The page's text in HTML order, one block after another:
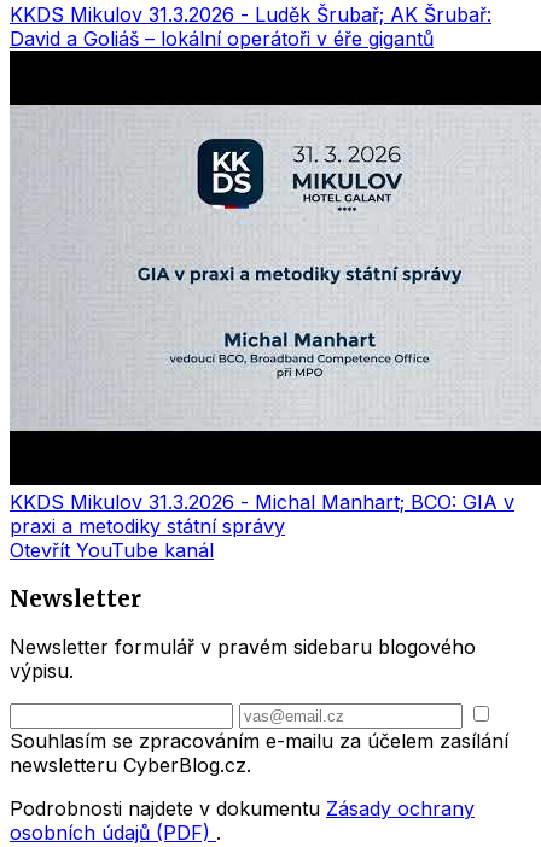
KKDS Mikulov 31.3.2026 - Luděk Šrubař; AK Šrubař:
David a Goliáš – lokální operátoři v éře gigantů
KKDS Mikulov 31.3.2026 - Michal Manhart; BCO: GIA v
praxi a metodiky státní správy
Otevřít YouTube kanál
Newsletter
Newsletter formulář v pravém sidebaru blogového
výpisu.
Souhlasím se zpracováním e-mailu za účelem zasílání
newsletteru CyberBlog.cz.
Podrobnosti najdete v dokumentu Zásady ochrany
osobních údajů (PDF) .